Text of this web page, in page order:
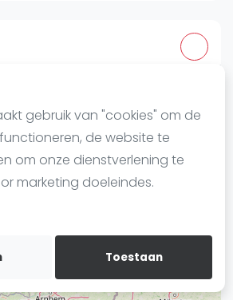
gebruik van "cookies" om de
de website te
om onze dienstverlening te
marketing doeleindes.
Toestaan
Community
- Heerlen Noord | Heerlen